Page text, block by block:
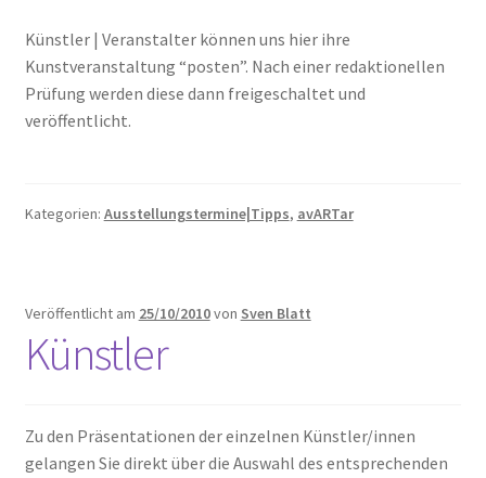
Künstler | Veranstalter können uns hier ihre
Kunstveranstaltung “posten”. Nach einer redaktionellen
Prüfung werden diese dann freigeschaltet und
veröffentlicht.
Kategorien: Ausstellungstermine|Tipps, avARTar
Veröffentlicht am 25/10/2010von Sven Blatt
Künstler
Zu den Präsentationen der einzelnen Künstler/innen
gelangen Sie direkt über die Auswahl des entsprechenden